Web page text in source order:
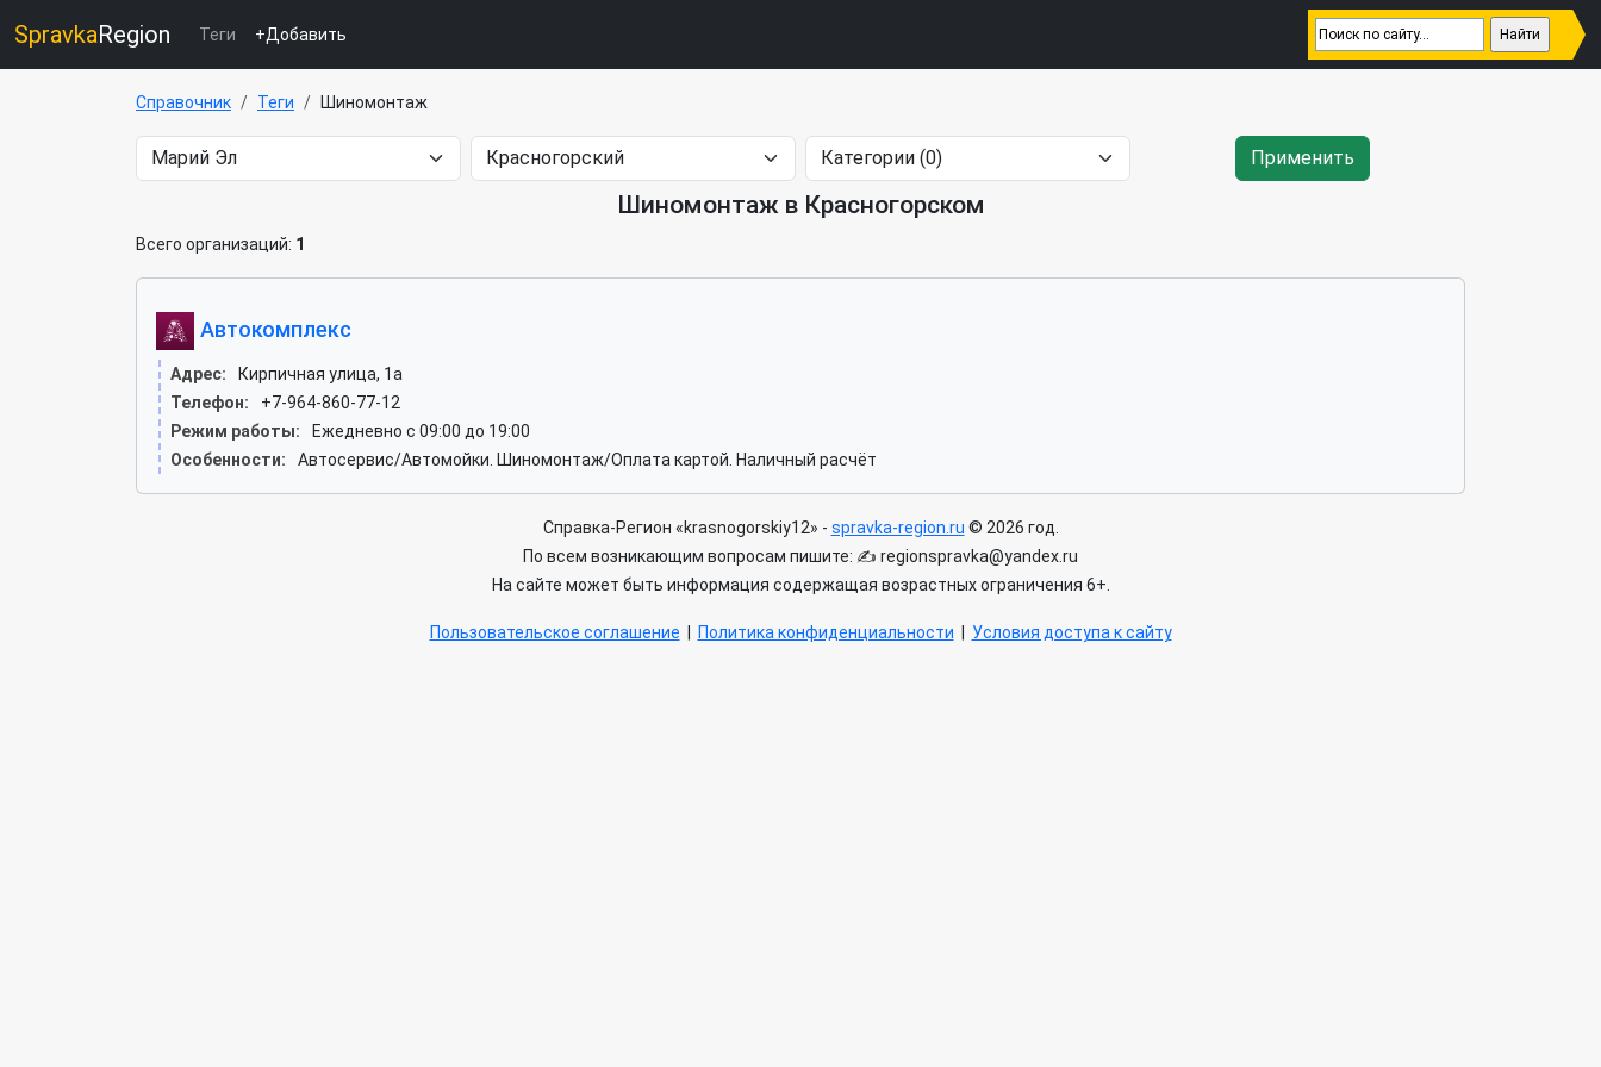
SpravkaRegion Теги +Добавить
Справочник Теги Шиномонтаж
Применить
Шиномонтаж в Красногорском
Всего организаций: 1
Автокомплекс
Адрес:
Кирпичная улица, 1а
Телефон:
+7-964-860-77-12
Режим работы:
Ежедневно с 09:00 до 19:00
Особенности:
Автосервис/Автомойки. Шиномонтаж/Оплата картой. Наличный расчёт
Справка-Регион «krasnogorskiy12» - spravka-region.ru © 2026 год.
По всем возникающим вопросам пишите: ✍ regionspravka@yandex.ru
На сайте может быть информация содержащая возрастных ограничения 6+.
Пользовательское соглашение Политика конфиденциальности Условия доступа к сайту